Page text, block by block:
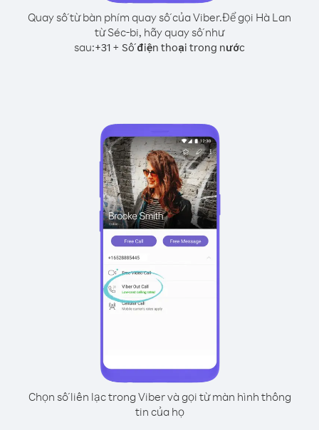
Quay số từ bàn phím quay số của Viber.Để gọi Hà Lan
từ Séc-bi, hãy quay số như
sau:+31 + Số điện thoại trong nước
Chọn số liên lạc trong Viber và gọi từ màn hình thông
tin của họ